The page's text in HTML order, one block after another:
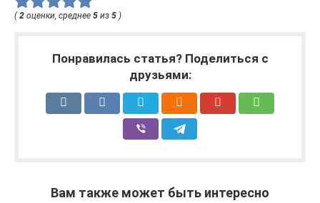
( 2 оценки, среднее 5 из 5 )
Понравилась статья? Поделиться с
друзьями:
Вам также может быть интересно